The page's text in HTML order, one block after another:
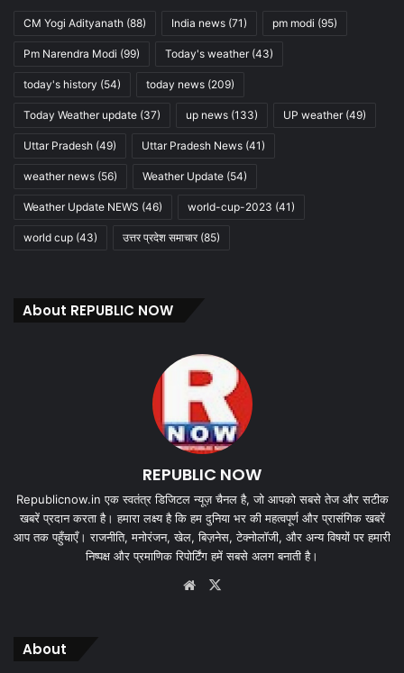
CM Yogi Adityanath (88) India news (71) pm modi (95)
Pm Narendra Modi (99) Today's weather(43)
today's history (54) today news (209)
Today Weather update (37) up news (133) UP weather(49)
Uttar Pradesh (49) Uttar Pradesh News (41)
weather news (56) Weather Update (54)
Weather Update NEWS (46) world-cup-2023 (41)
world cup (43) उत्तर प्रदेश समाचार(85)
About REPUBLIC NOW
REPUBLIC NOW
Republicnow.in एक स्वतंत्र डिजिटल न्यूज़ चैनल है, जो आपको सबसे तेज और सटीक
खबरें प्रदान करता है। हमारा लक्ष्य है कि हम दुनिया भर की महत्वपूर्ण और प्रासंगिक खबरें
आप तक पहुँचाएँ। राजनीति, मनोरंजन, खेल, बिज़नेस, टेक्नोलॉजी, और अन्य विषयों पर हमारी
निष्पक्ष और प्रमाणिक रिपोर्टिंग हमें सबसे अलग बनाती है।
Website
About